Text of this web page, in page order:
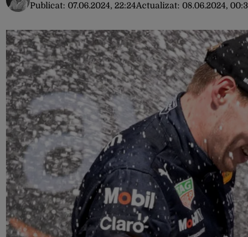
Publicat: 07.06.2024, 22:24Actualizat: 08.06.2024,